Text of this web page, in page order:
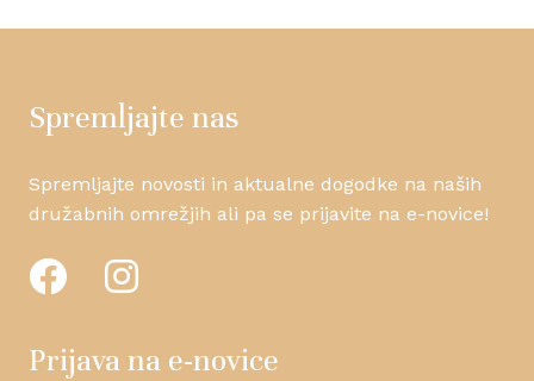
Spremljajte nas
Spremljajte novosti in aktualne dogodke na naših
družabnih omrežjih ali pa se prijavite na e-novice!
Prijava na e-novice